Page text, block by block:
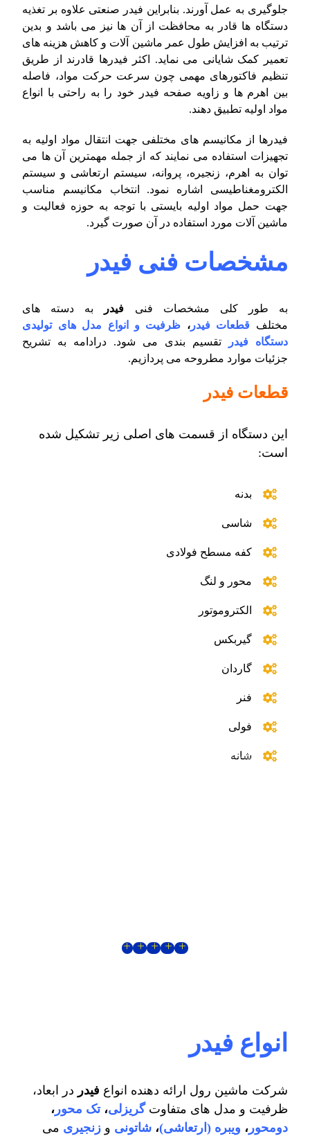
جلوگیری به عمل آورند. بنابراین فیدر صنعتی علاوه بر تغذیه
دستگاه ها قادر به محافظت از آن ها نیز می باشد و بدین
ترتیب به افزایش طول عمر ماشین آلات و کاهش هزینه های
تعمیر کمک شایانی می نماید. اکثر فیدرها قادرند از طریق
تنظیم فاکتورهای مهمی چون سرعت حرکت مواد، فاصله
بین اهرم ها و زاویه صفحه فیدر خود را به راحتی با انواع
مواد اولیه تطبیق دهند.
فیدرها از مکانیسم های مختلفی جهت انتقال مواد اولیه به
تجهیزات استفاده می نمایند که از جمله مهمترین آن ها می
توان به اهرم، زنجیره، پروانه، سیستم ارتعاشی و سیستم
الکترومغناطیسی اشاره نمود. انتخاب مکانیسم مناسب
جهت حمل مواد اولیه بایستی با توجه به حوزه فعالیت و
ماشین آلات مورد استفاده در آن صورت گیرد.
مشخصات فنی فیدر
به طور کلی مشخصات فنی فیدر
به دسته های
مختلف قطعات فیدر، ظرفیت و انواع مدل های تولیدی
دستگاه فیدرتقسیم بندی می شود. درادامه به تشریح
جزئیات موارد مطروحه می پردازیم.
قطعات فیدر
این دستگاه از قسمت های اصلی زیر تشکیل شده
است:
بدنه
شاسی
کفه مسطح فولادی
محور و لنگ
الکتروموتور
گیربکس
گاردان
فنر
فولی
شانه
انواع فیدر
شرکت ماشین رول ارائه دهنده انواع فیدر در ابعاد،
ظرفیت و مدل های متفاوت گریزلی، تک محور،
دومحور، ویبره (ارتعاشی)، شاتونی وزنجیری می